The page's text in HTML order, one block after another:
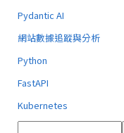
Pydantic AI
網站數據追蹤與分析
Python
FastAPI
Kubernetes